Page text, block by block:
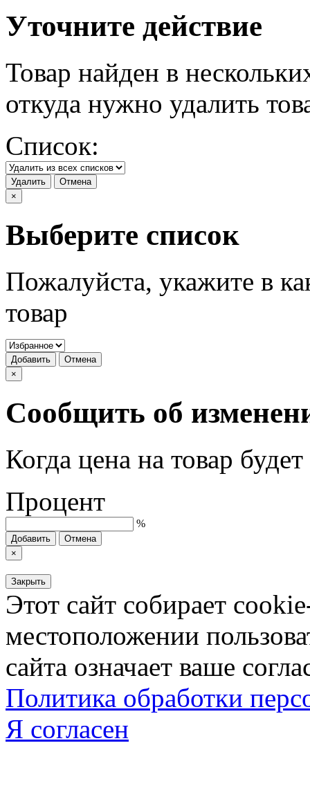
Уточните действие
Товар найден в
откуда нужно удалить
Список:
Удалить
Отмена
×
Выберите список
Пожалуйста, укажите в
товар
Добавить
Отмена
×
Сообщить об
Когда цена на товар
Процент
%
Добавить
Отмена
×
Закрыть
Этот сайт собирает
местоположении
сайта означает ваше
Политика обработки
Я согласен